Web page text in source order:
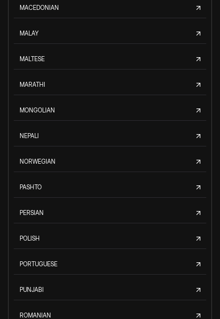
MACEDONIAN
MALAY
MALTESE
MARATHI
MONGOLIAN
NEPALI
NORWEGIAN
PASHTO
PERSIAN
POLISH
PORTUGUESE
PUNJABI
ROMANIAN